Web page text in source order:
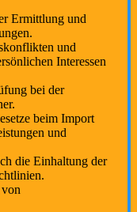
Ermittlung und
und
Interessen
bei der
beim Import
und
die Einhaltung der